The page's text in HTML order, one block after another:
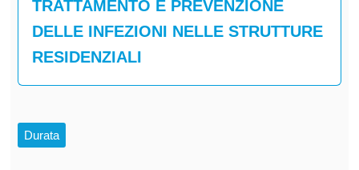
TRATTAMENTO E PREVENZIONE
DELLE INFEZIONI NELLE STRUTTURE
RESIDENZIALI
Durata